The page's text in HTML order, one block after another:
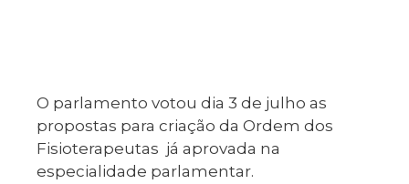
O parlamento votou dia 3 de julho as
propostas para criação da Ordem dos
Fisioterapeutas já aprovada na
especialidade parlamentar.